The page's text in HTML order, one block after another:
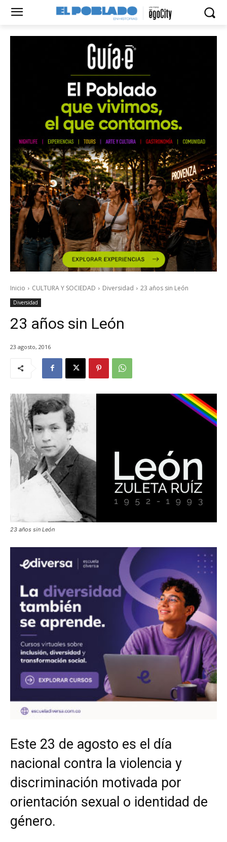
Inicio CULTURA Y SOCIEDAD Diversidad 23 años sin León
Diversidad
23 años sin León
23 agosto, 2016
23 años sin León
Este 23 de agosto es el día
nacional contra la violencia y
discriminación motivada por
orientación sexual o identidad de
género.